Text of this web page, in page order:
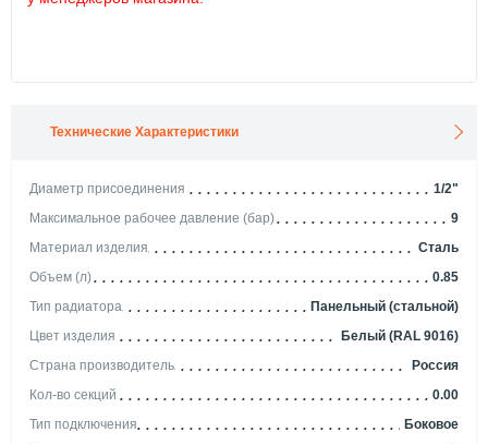
Технические Характеристики
Диаметр присоединения
1/2"
Максимальное рабочее давление (бар)
9
Материал изделия
Сталь
Объем (л)
0.85
Тип радиатора
Панельный (стальной)
Цвет изделия
Белый (RAL 9016)
Страна производитель
Россия
Кол-во секций
0.00
Тип подключения
Боковое